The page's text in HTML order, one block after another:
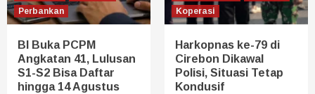
Perbankan
BI Buka PCPM
Angkatan 41, Lulusan
S1-S2 Bisa Daftar
hingga 14 Agustus
Koperasi
Harkopnas ke-79 di
Cirebon Dikawal
Polisi, Situasi Tetap
Kondusif